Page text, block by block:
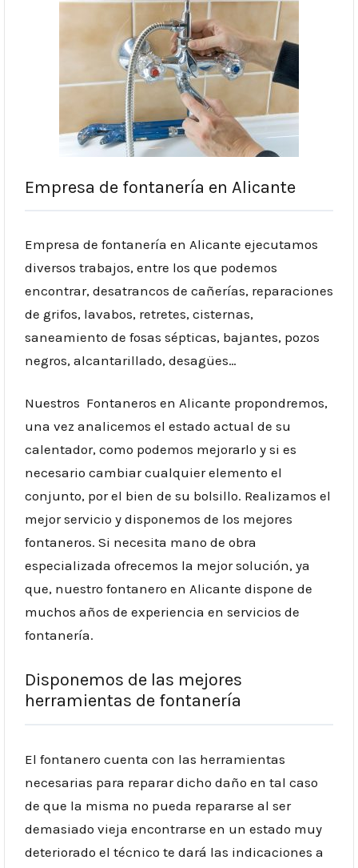
Empresa de fontanería en Alicante
Empresa de fontanería en Alicante ejecutamos
diversos trabajos, entre los que podemos
encontrar, desatrancos de cañerías, reparaciones
de grifos, lavabos, retretes, cisternas,
saneamiento de fosas sépticas, bajantes, pozos
negros, alcantarillado, desagües…
Nuestros Fontaneros en Alicante propondremos,
una vez analicemos el estado actual de su
calentador, como podemos mejorarlo y si es
necesario cambiar cualquier elemento el
conjunto, por el bien de su bolsillo. Realizamos el
mejor servicio y disponemos de los mejores
fontaneros. Si necesita mano de obra
especializada ofrecemos la mejor solución, ya
que, nuestro fontanero en Alicante dispone de
muchos años de experiencia en servicios de
fontanería.
Disponemos de las mejores
herramientas de fontanería
El fontanero cuenta con las herramientas
necesarias para reparar dicho daño en tal caso
de que la misma no pueda repararse al ser
demasiado vieja encontrarse en un estado muy
deteriorado el técnico te dará las indicaciones a